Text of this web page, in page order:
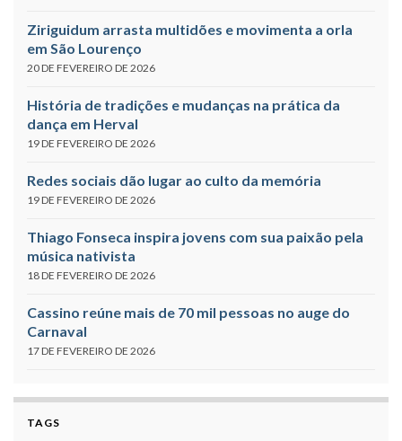
Ziriguidum arrasta multidões e movimenta a orla
em São Lourenço
20 DE FEVEREIRO DE 2026
História de tradições e mudanças na prática da
dança em Herval
19 DE FEVEREIRO DE 2026
Redes sociais dão lugar ao culto da memória
19 DE FEVEREIRO DE 2026
Thiago Fonseca inspira jovens com sua paixão pela
música nativista
18 DE FEVEREIRO DE 2026
Cassino reúne mais de 70 mil pessoas no auge do
Carnaval
17 DE FEVEREIRO DE 2026
TAGS